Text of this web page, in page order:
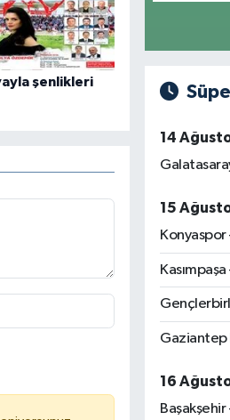
şenlikleri
14
15
Konyaspor
Gaziantep
16